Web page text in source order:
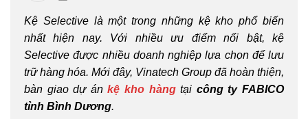
Kệ Selective là một trong những kệ kho phổ biến
nhất hiện nay. Với nhiều ưu điểm nổi bật, kệ
Selective được nhiều doanh nghiệp lựa chọn để lưu
trữ hàng hóa. Mới đây, Vinatech Group đã hoàn thiện,
bàn giao dự ánkệ kho hàngtại công ty FABICO
tỉnh Bình Dương.